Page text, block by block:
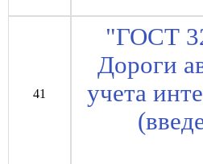
41
"ГОСТ
Дороги
учета